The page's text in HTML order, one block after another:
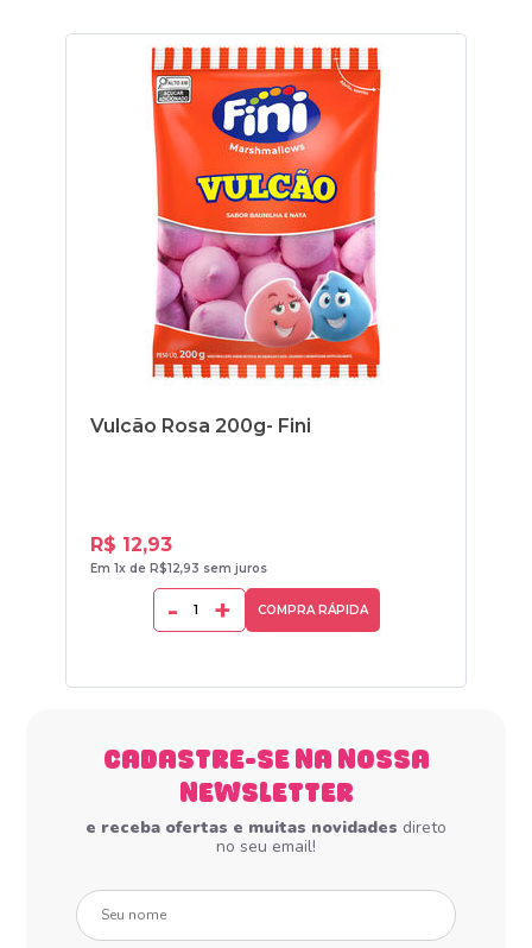
Vulcão Rosa 200g- Fini
R$ 12,93
Em 1x de R$12,93 sem juros
- + COMPRA RÁPIDA
CADASTRE-SE NA NOSSA
NEWSLETTER
e receba ofertas e muitas novidades direto
no seu email!
Seu nome